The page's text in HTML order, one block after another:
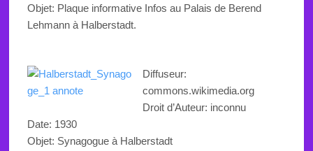
Objet: Plaque informative Infos au Palais de Berend
Lehmann à Halberstadt.
Diffuseur:
commons.wikimedia.org
Droit d’Auteur: inconnu
Date: 1930
Objet: Synagogue à Halberstadt